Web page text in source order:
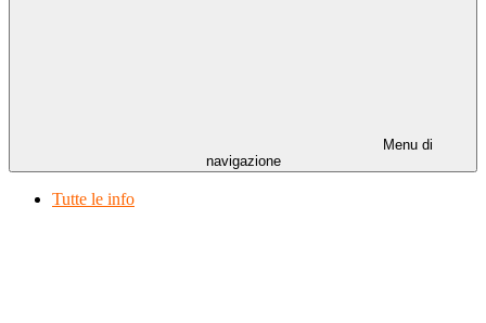
Menu di
navigazione
Tutte le info